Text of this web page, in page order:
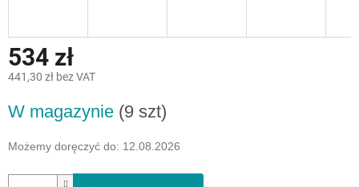
534 zł
441,30 zł bez VAT
jednostkowa:
W magazynie (9 szt)
Możemy doręczyć do: 12.08.2026